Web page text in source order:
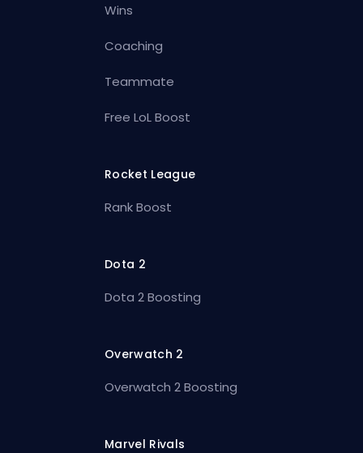
Wins
Coaching
Teammate
Free LoL Boost
Rocket League
Rank Boost
Dota 2
Dota 2 Boosting
Overwatch 2
Overwatch 2 Boosting
Marvel Rivals